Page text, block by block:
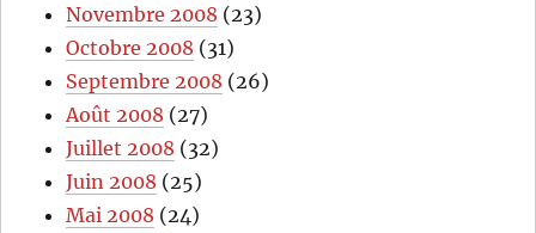
Novembre 2008 (23)
Octobre 2008 (31)
Septembre 2008 (26)
Août 2008 (27)
Juillet 2008 (32)
Juin 2008 (25)
Mai 2008 (24)